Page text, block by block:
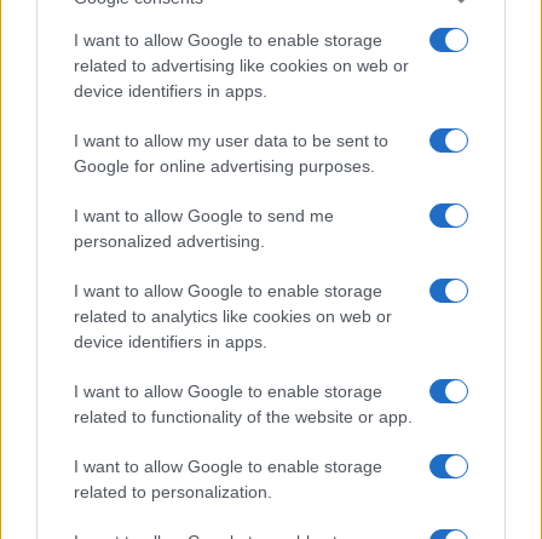
I want to allow Google to enable storage
related to advertising like cookies on web or
device identifiers in apps.
I want to allow my user data to be sent to
Google for online advertising purposes.
I want to allow Google to send me
personalized advertising.
I want to allow Google to enable storage
related to analytics like cookies on web or
device identifiers in apps.
I want to allow Google to enable storage
related to functionality of the website or app.
I want to allow Google to enable storage
related to personalization.
La svolta green di Suzuki: 240.000 auto elettrificate
Francesca Lombardi · 8 Ago 2026
MOTORI